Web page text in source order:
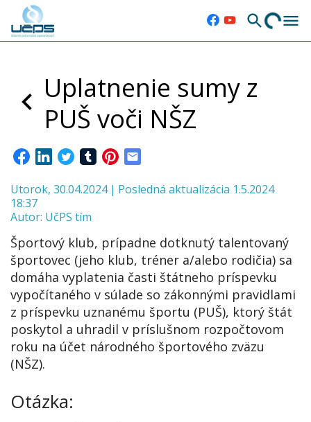
Uplatnenie sumy z
PUŠ voči NŠZ
Utorok, 30.04.2024 | Posledná aktualizácia 1.5.2024
18:37
Autor: UčPS tím
Športový klub, prípadne dotknutý talentovaný
športovec (jeho klub, tréner a/alebo rodičia) sa
domáha vyplatenia časti štátneho príspevku
vypočítaného v súlade so zákonnými pravidlami
z príspevku uznanému športu (PUŠ), ktorý štát
poskytol a uhradil v príslušnom rozpočtovom
roku na účet národného športového zväzu
(NŠZ).
Otázka: